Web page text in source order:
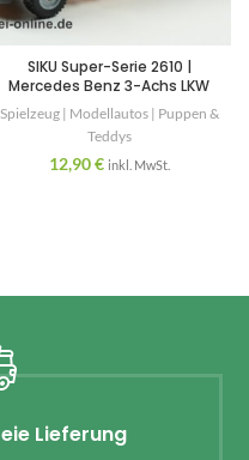
SIKU Super-Serie 2610 |
Mercedes Benz 3-Achs LKW
Spielzeug | Modellautos | Puppen &
Teddys
12,90€ inkl. MwSt.
Lieferung